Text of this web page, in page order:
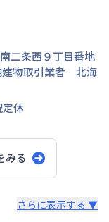
南二条西９丁目番地
建物取引業者 北海
定休
みる
さらに表示する ▼